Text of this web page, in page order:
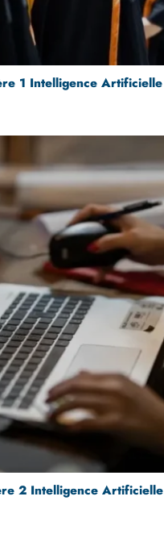
1 Intelligence Artificielle
2 Intelligence Artificielle